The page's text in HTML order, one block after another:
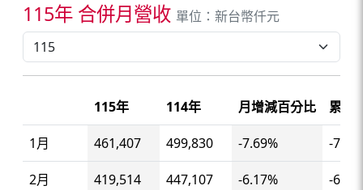
115年 合併月營收 單位：新台幣仟元
115年 114年 月增減百分比 累積
1月 461,407 499,830 -7.69% -
2月 419,514 447,107 -6.17% -